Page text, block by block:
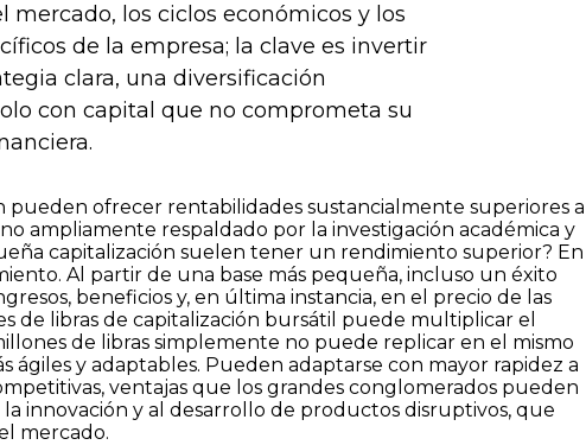
mercado, los ciclos económicos y los
de la empresa; la clave es invertir
clara, una diversificación
con capital que no comprometa su
pueden ofrecer rentabilidades sustancialmente superiores a
ampliamente respaldado por la investigación académica y
capitalización suelen tener un rendimiento superior? En
Al partir de una base más pequeña, incluso un éxito
beneficios y, en última instancia, en el precio de las
de libras de capitalización bursátil puede multiplicar el
de libras simplemente no puede replicar en el mismo
ágiles y adaptables. Pueden adaptarse con mayor rapidez a
ventajas que los grandes conglomerados pueden
innovación y al desarrollo de productos disruptivos, que
mercado.